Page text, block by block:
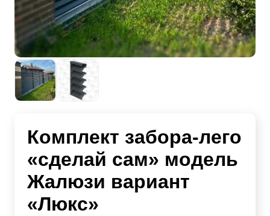
Комплект забора-лего
«сделай сам» модель
Жалюзи вариант
«Люкс»